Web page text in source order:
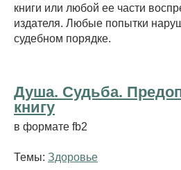
книги или любой ее части
издателя. Любые попытки
судебном порядке.
Душа. Судьба.
книгу
в формате fb2
Темы: Здоровье